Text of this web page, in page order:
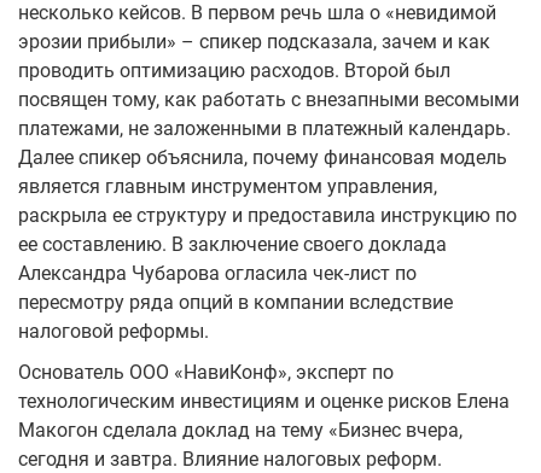
несколько кейсов. В первом речь шла о «невидимой
эрозии прибыли» – спикер подсказала, зачем и как
проводить оптимизацию расходов. Второй был
посвящен тому, как работать с внезапными весомыми
платежами, не заложенными в платежный календарь.
Далее спикер объяснила, почему финансовая модель
является главным инструментом управления,
раскрыла ее структуру и предоставила инструкцию по
ее составлению. В заключение своего доклада
Александра Чубарова огласила чек-лист по
пересмотру ряда опций в компании вследствие
налоговой реформы.
Основатель ООО «НавиКонф», эксперт по
технологическим инвестициям и оценке рисков Елена
Макогон сделала доклад на тему «Бизнес вчера,
сегодня и завтра. Влияние налоговых реформ.